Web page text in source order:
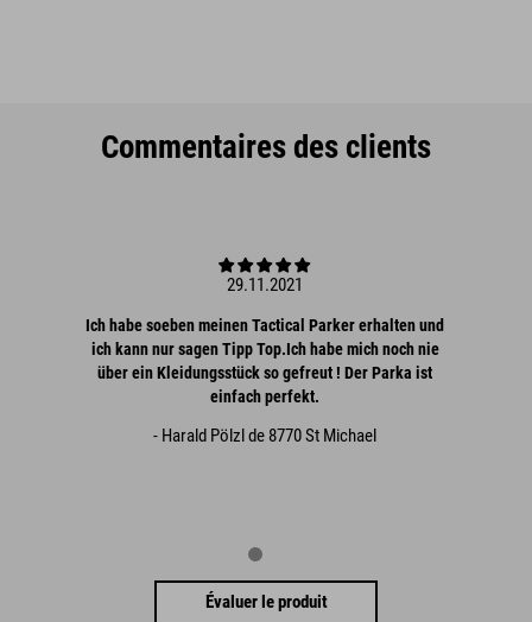
Commentaires des clients
29.11.2021
Ich habe soeben meinen Tactical Parker erhalten und
ich kann nur sagen Tipp Top.Ich habe mich noch nie
über ein Kleidungsstück so gefreut ! Der Parka ist
einfach perfekt.
- Harald Pölzl de 8770 St Michael
Évaluer le produit